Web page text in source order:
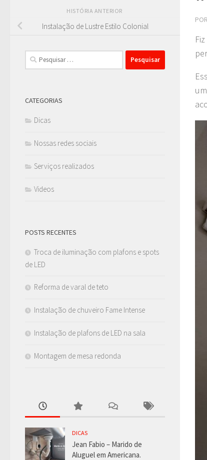
POR
HISTÓRIA ANTERIOR
Instalação de Lustre Estilo Colonial
Pesquisar
por:
CATEGORIAS
Dicas
Nossas redes sociais
Serviços realizados
Videos
POSTS RECENTES
Troca de iluminação com plafons e spots
de LED
Reforma de varal de teto
Instalação de chuveiro Fame Intense
Instalação de plafons de LED na sala
Montagem de mesa redonda
DICAS
Jean Fabio – Marido de
Aluguel em Americana.